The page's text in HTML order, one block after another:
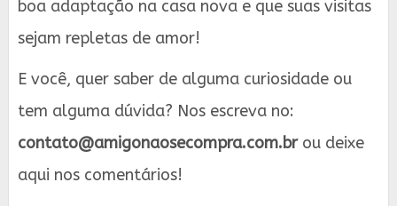
boa adaptação na casa nova e que suas visitas
sejam repletas de amor!
E você, quer saber de alguma curiosidade ou
tem alguma dúvida? Nos escreva no:
contato@amigonaosecompra.com.brou deixe
aqui nos comentários!